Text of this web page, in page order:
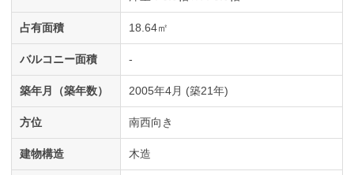
占有面積 18.64㎡
バルコニー面積 -
築年月（築年数） 2005年4月 (築21年)
方位 南西向き
建物構造 木造